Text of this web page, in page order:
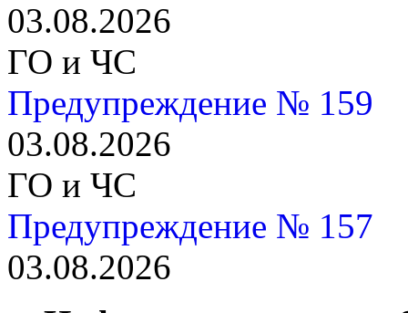
03.08.2026
ГО и ЧС
Предупреждение № 159
03.08.2026
ГО и ЧС
Предупреждение № 157
03.08.2026